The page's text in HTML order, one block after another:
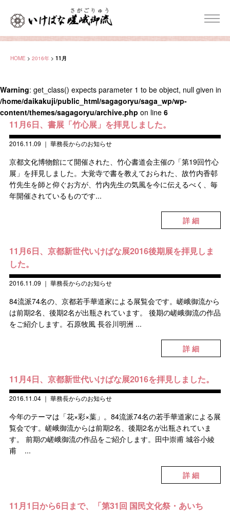
HOME > 2016年 > 11月
Warning: get_class() expects parameter 1 to be object, null given in
/home/daikakuji/public_html/sagagoryu/saga_wp/wp-
content/themes/sagagoryu/archive.php on line 6
11月6日、書展「竹心展」を拝見しました。
2016.11.09 ｜ 華務長からのお知らせ
京都文化博物館にて開催された、竹心書道会主催の「第19回竹心
展」を拝見しました。大覚寺で書を教えておられた、故竹内香邨
竹先生を師と仰ぐお方が、竹内先生の気風を今に伝えるべく、毎
年開催されているものです...
詳 細
11月6日、京都新世代いけばな展2016後期展を拝見しま
した。
2016.11.09 ｜ 華務長からのお知らせ
84流派74名の、京都若手華道家による展覧会です。嵯峨御流から
は前期2名、後期2名が出瓶されています。 後期の嵯峨御流の作品
をご紹介します。石原牧風 長谷川明洲 ...
詳 細
11月4日、京都新世代いけばな展2016を拝見しました。
2016.11.04｜ 華務長からのお知らせ
今年のテーマは「花×彩×葉」。84流派74名の若手華道家による展
覧会です。嵯峨御流からは前期2名、後期2名が出瓶されていま
す。 前期の嵯峨御流の作品をご紹介します。田中崇甫 城谷小綾
甫 ...
詳 細
11月1日から6日まで、「第31回 国民文化祭・あいち